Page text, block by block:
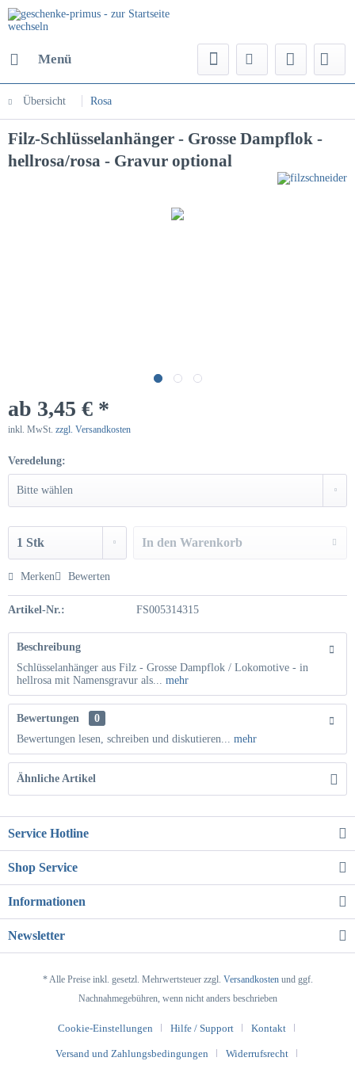
Menü
Übersicht Rosa
Filz-Schlüsselanhänger - Grosse Dampflok -
hellrosa/rosa - Gravur optional
ab 3,45 € *
inkl. MwSt. zzgl. Versandkosten
Veredelung:
In den Warenkorb
Merken Bewerten
Artikel-Nr.: FS005314315
Beschreibung
Schlüsselanhänger aus Filz - Grosse Dampflok / Lokomotive - in
hellrosa mit Namensgravur als... mehr
Bewertungen
0
Bewertungen lesen, schreiben und diskutieren... mehr
Ähnliche Artikel
Service Hotline
Shop Service
Informationen
Newsletter
* Alle Preise inkl. gesetzl. Mehrwertsteuer zzgl. Versandkostenund ggf.
Nachnahmegebühren, wenn nicht anders beschrieben
Cookie-Einstellungen Hilfe / Support Kontakt
Versand und Zahlungsbedingungen Widerrufsrecht